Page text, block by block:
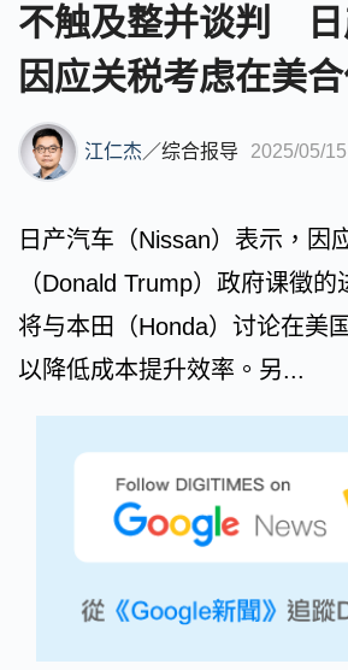
不触及整并谈判 日
因应关税考虑在美
江仁杰 ／综合报导 2025/05/15
日产汽车（Nissan）表示，因
（Donald Trump）政府课徵的
将与本田（Honda）讨论在美
以降低成本提升效率。另...